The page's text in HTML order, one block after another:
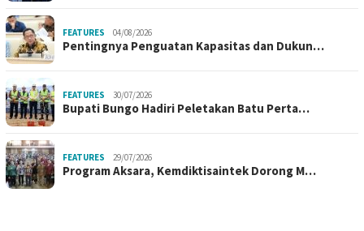
FEATURES 04/08/2026
Pentingnya Penguatan Kapasitas dan Dukun…
FEATURES 30/07/2026
Bupati Bungo Hadiri Peletakan Batu Perta…
FEATURES 29/07/2026
Program Aksara, Kemdiktisaintek Dorong M…